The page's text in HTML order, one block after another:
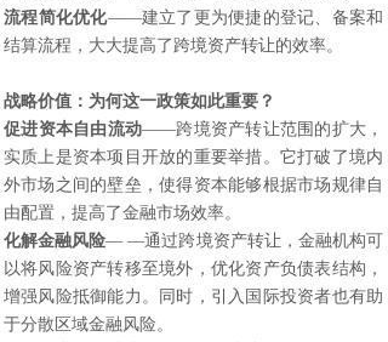
流程简化优化——建立了更为便捷的登记、备案和
结算流程，大大提高了跨境资产转让的效率。
战略价值：为何这一政策如此重要？
促进资本自由流动——跨境资产转让范围的扩大，
实质上是资本项目开放的重要举措。它打破了境内
外市场之间的壁垒，使得资本能够根据市场规律自
由配置，提高了金融市场效率。
化解金融风险— —通过跨境资产转让，金融机构可
以将风险资产转移至境外，优化资产负债表结构，
增强风险抵御能力。同时，引入国际投资者也有助
于分散区域金融风险。